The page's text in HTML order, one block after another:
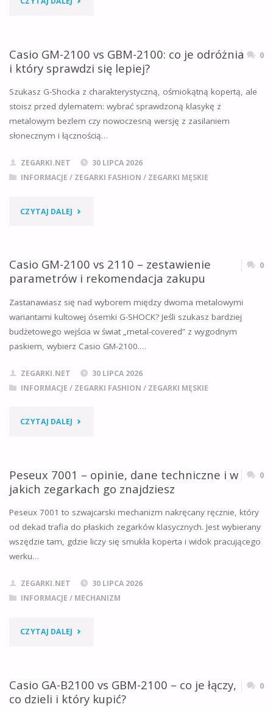
PORÓWNANIU"
230
VS
A158:
PEŁNE
Casio GM-2100 vs GBM-2100: co je odróżnia
i który sprawdzi się lepiej?
0
Szukasz G-Shocka z charakterystyczną, ośmiokątną kopertą, ale
stoisz przed dylematem: wybrać sprawdzoną klasykę z
metalowym bezlem czy nowoczesną wersję z zasilaniem
słonecznym i łącznością…
ZEGARKI.NET
30 LIPCA 2026
INFORMACJE / ZEGARKI FASHION / ZEGARKI MĘSKIE
CZYTAJ DALEJ "CASIO
2100
VS
GBM-
2100:
SPRAWDZI
LEPIEJ?"
Casio GM-2100 vs 2110 – zestawienie
parametrów i rekomendacja zakupu
0
Zastanawiasz się nad wyborem między dwoma metalowymi
wariantami kultowej ósemki G-SHOCK? Jeśli szukasz bardziej
budżetowego wejścia w świat „metal-covered” z wygodnym
paskiem, wybierz Casio GM-2100.…
ZEGARKI.NET
30 LIPCA 2026
INFORMACJE / ZEGARKI FASHION / ZEGARKI MĘSKIE
CZYTAJ DALEJ "CASIO
2100
VS
2110
–
Peseux 7001 – opinie, dane techniczne i w
jakich zegarkach go znajdziesz
0
Peseux 7001 to szwajcarski mechanizm nakręcany ręcznie, który
od dekad trafia do płaskich zegarków klasycznych. Jest wybierany
wszędzie tam, gdzie liczy się smukła koperta i widok pracującego
werku…
ZEGARKI.NET
30 LIPCA 2026
INFORMACJE / MECHANIZM
CZYTAJ DALEJ "PESEUX
–
OPINIE,
Casio GA-B2100 vs GBM-2100 – co je łączy,
co dzieli i który kupić?
0